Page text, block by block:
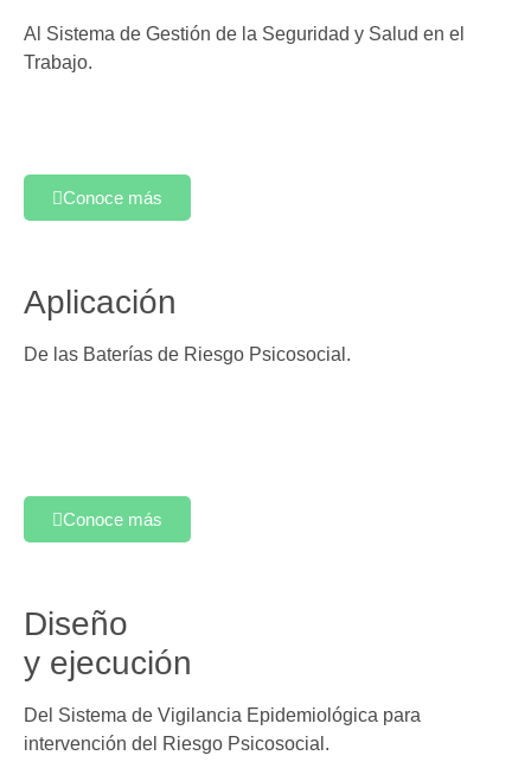
Al Sistema de Gestión de la Seguridad y Salud en el
Trabajo.
Conoce más
Aplicación
De las Baterías de Riesgo Psicosocial.
Conoce más
Diseño
y ejecución
Del Sistema de Vigilancia Epidemiológica para
intervención del Riesgo Psicosocial.